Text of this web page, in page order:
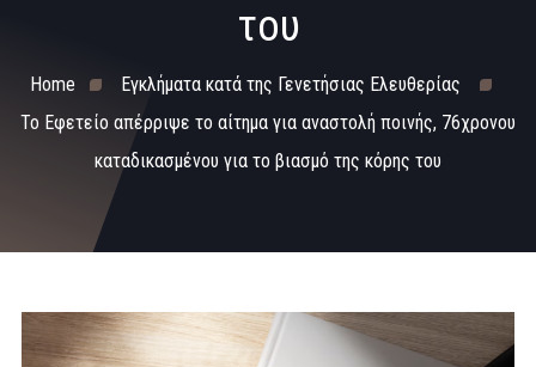
του
Home
Εγκλήματα κατά της Γενετήσιας Ελευθερίας
Το Εφετείο απέρριψε το αίτημα για αναστολή ποινής, 76χρονου
καταδικασμένου για το βιασμό της κόρης του